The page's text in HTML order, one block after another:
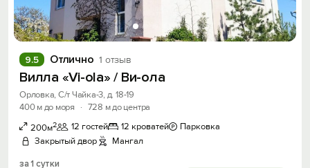
Отлично 1 отзыв
9.5
Вилла «Vi-ola» / Ви-ола
Орловка, С/т Чайка-3, д. 18-19
400 м до моря
· 728 м до центра
200м2 12 гостей 12 кроватей
Парковка
Закрытый двор
Мангал
за 1 сутки